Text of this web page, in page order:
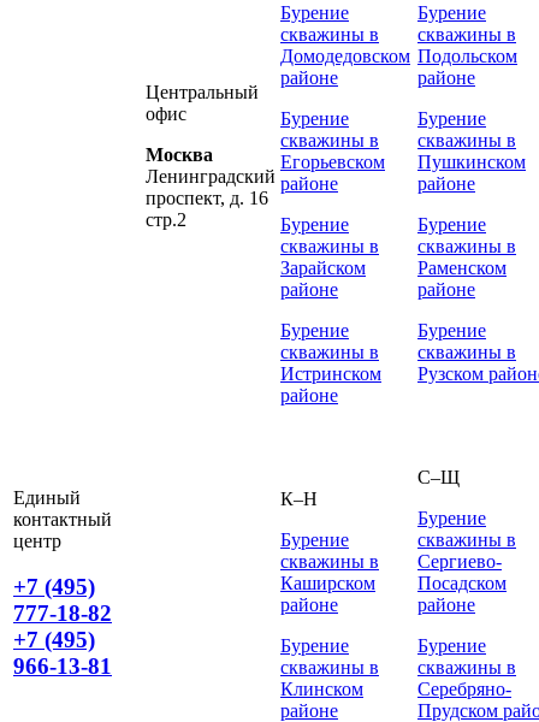
Единый
контактный
центр
+7 (495)
777-18-82
+7 (495)
966-13-81
Центральный
офис
Москва
Ленинградский
проспект, д. 16
стр.2
Бурение
скважины в
Домодедовском
районе
Бурение
скважины в
Егорьевском
районе
Бурение
скважины в
Зарайском
районе
Бурение
скважины в
Истринском
районе
К–Н
Бурение
скважины в
Каширском
районе
Бурение
скважины в
Клинском
районе
Бурение
скважины в
Подольском
районе
Бурение
скважины в
Пушкинском
районе
Бурение
скважины в
Раменском
районе
Бурение
скважины в
Рузском
С–Щ
Бурение
скважины в
Сергиево-
Посадском
районе
Бурение
скважины в
Серебряно-
Прудском